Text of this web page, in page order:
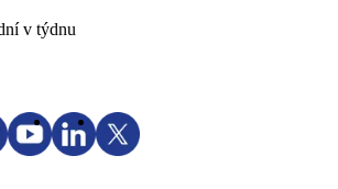
v týdnu